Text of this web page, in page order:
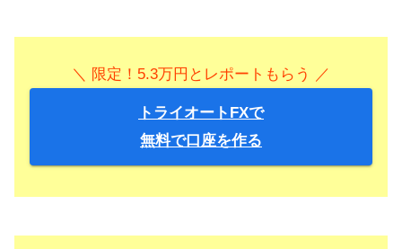
＼ 限定！5.3万円とレポートもらう ／
トライオートFXで
無料で口座を作る